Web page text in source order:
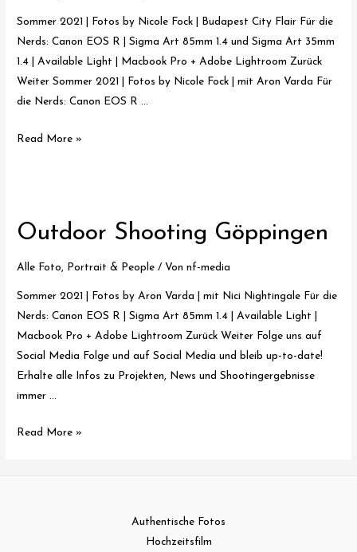
Sommer 2021 | Fotos by Nicole Fock | Budapest City Flair Für die
Nerds: Canon EOS R | Sigma Art 85mm 1.4 und Sigma Art 35mm
1.4 | Available Light | Macbook Pro + Adobe Lightroom Zurück
Weiter Sommer 2021 | Fotos by Nicole Fock | mit Aron Varda Für
die Nerds: Canon EOS R …
Outdoor
Read More »
Outdoor Shooting Göppingen
Alle Foto, Portrait & People / Vonnf-media
Sommer 2021 | Fotos by Aron Varda | mit Nici Nightingale Für die
Nerds: Canon EOS R | Sigma Art 85mm 1.4 | Available Light |
Macbook Pro + Adobe Lightroom Zurück Weiter Folge uns auf
Social Media Folge und auf Social Media und bleib up-to-date!
Erhalte alle Infos zu Projekten, News und Shootingergebnisse
immer …
Outdoor
Read More »
Authentische Fotos
Hochzeitsfilm